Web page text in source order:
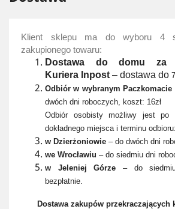
Klient sklepu ma do wyboru 4
zakupionego towaru:
Dostawa do domu za
Kuriera Inpost – dostawa do
Odbiór w wybranym Paczkomacie
dwóch dni roboczych, koszt: 16zł
Odbiór osobisty możliwy jest po
dokładnego miejsca i terminu odbioru:
w Dzierżoniowie – do dwóch dni
we Wrocławiu – do siedmiu dni
w Jeleniej Górze – do
bezpłatnie.
Dostawa zakupów przekraczających